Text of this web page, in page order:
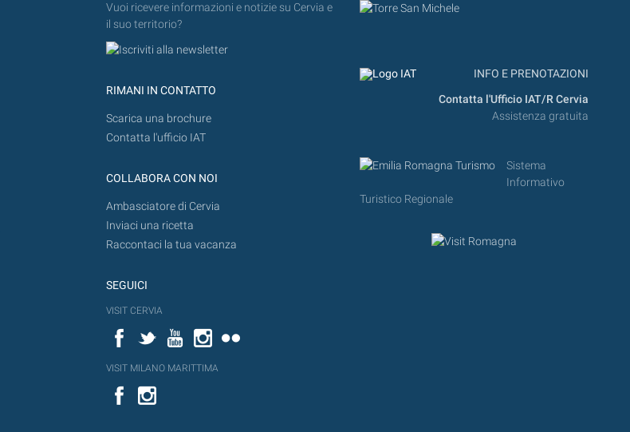
Vuoi ricevere informazioni e notizie su Cervia e
il suo territorio?
RIMANI IN CONTATTO
Scarica una brochure
Contatta l'ufficio IAT
COLLABORA CON NOI
Ambasciatore di Cervia
Inviaci una ricetta
Raccontaci la tua vacanza
SEGUICI
VISIT CERVIA
FacebookTwitterYouTubeInstagram
VISIT MILANO MARITTIMA
Facebook
INFO E PRENOTAZIONI
Contatta l'Ufficio IAT/R Cervia
Assistenza gratuita
Sistema
Informativo
Turistico Regionale